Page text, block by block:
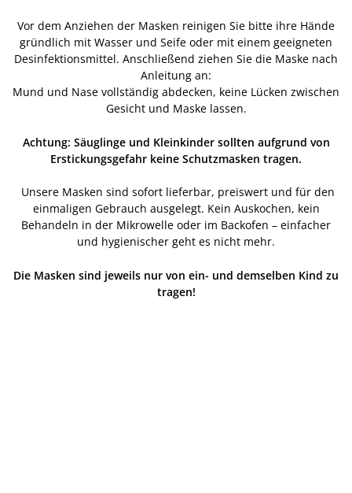
Vor dem Anziehen der Masken reinigen Sie bitte ihre Hände
gründlich mit Wasser und Seife oder mit einem geeigneten
Desinfektionsmittel. Anschließend ziehen Sie die Maske nach
Anleitung an:
Mund und Nase vollständig abdecken, keine Lücken zwischen
Gesicht und Maske lassen.
Achtung: Säuglinge und Kleinkinder sollten aufgrund von
Erstickungsgefahr keine Schutzmasken tragen.
Unsere Masken sind sofort lieferbar, preiswert und für den
einmaligen Gebrauch ausgelegt. Kein Auskochen, kein
Behandeln in der Mikrowelle oder im Backofen – einfacher
und hygienischer geht es nicht mehr.
Die Masken sind jeweils nur von ein- und demselben Kind zu
tragen!